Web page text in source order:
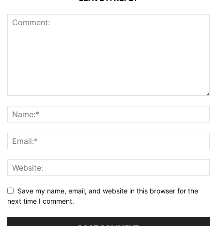
Save my name, email, and website in this browser for the
next time I comment.